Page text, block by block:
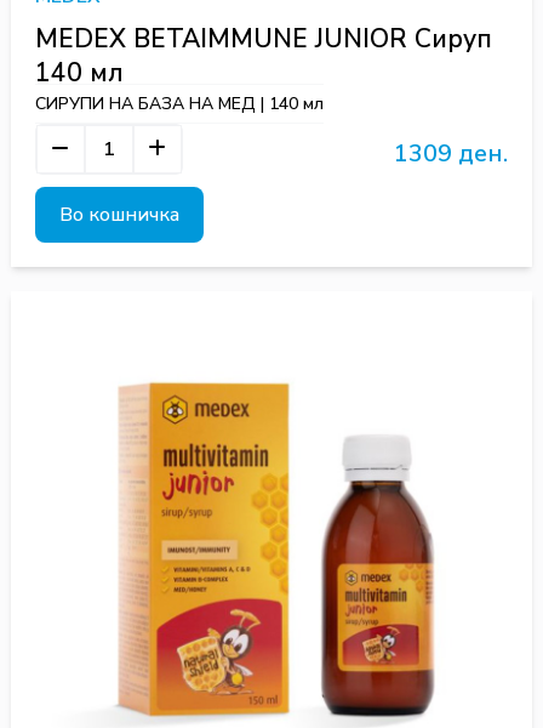
MEDEX BETAIMMUNE JUNIOR Сируп
140 мл
СИРУПИ НА БАЗА НА МЕД | 140 мл
1309 ден.
Во кошничка